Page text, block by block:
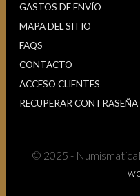
GASTOS DE ENVÍO
MAPA DEL SITIO
FAQS
CONTACTO
ACCESO CLIENTES
RECUPERAR CONTRASEÑA
© 2025 -